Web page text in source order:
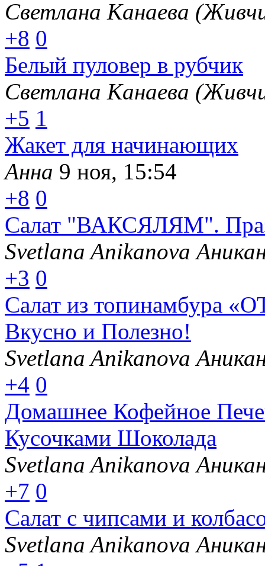
Светлана Канаева
+8 0
Белый пуловер в рубчик
Светлана Канаева
+5 1
Жакет для начинающих
Анна 9 ноя, 15:54
+8 0
Салат "ВАКСЯЛЯМ".
Svetlana Anikanova
+3 0
Салат из топинамбура
Вкусно и Полезно!
Svetlana Anikanova
+4 0
Домашнее Кофейное
Кусочками Шоколада
Svetlana Anikanova
+7 0
Салат с чипсами и
Svetlana Anikanova